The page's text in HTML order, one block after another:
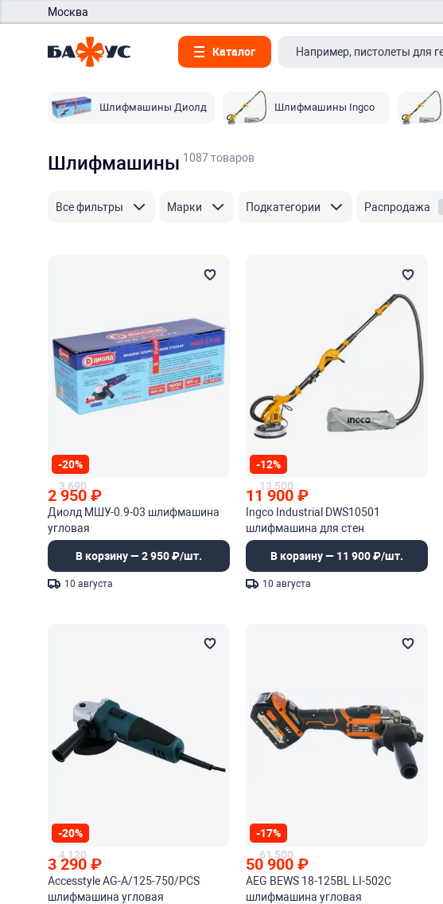
Москва
Каталог
Шлифмашины Диолд Шлифмашины Ingco
Шлифмашины1087 товаров
Все фильтры Марки Подкатегории Распродажа
-20%
3 690
2 950₽
Диолд МШУ-0.9-03 шлифмашина
угловая
В корзину — 2 950 ₽/шт.
10 августа
-12%
13 500
11 900₽
Ingco Industrial DWS10501
шлифмашина для стен
В корзину — 11 900 ₽/шт.
10 августа
-20%
4 120
3 290₽
Accesstyle AG-A/125-750/PCS
шлифмашина угловая
-17%
61 500
50 900₽
AEG BEWS 18-125BL LI-502C
шлифмашина угловая